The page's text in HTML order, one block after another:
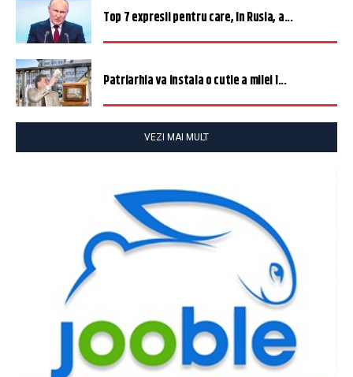
Top 7 expresii pentru care, în Rusia, a...
Patriarhia va instala o cutie a milei î...
VEZI MAI MULT